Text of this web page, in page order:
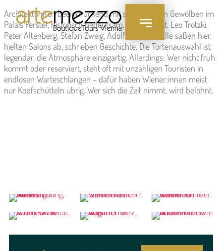
springen
Architektonisch beeindruckend mit seinen hohen Gewölben im
Palais Ferstel, historisch bedeutsam, sehr gefragt. Leo Trotzki,
Peter Altenberg, Stefan Zweig, Adolf Loos – sie alle saßen hier,
hielten Salons ab, schrieben Geschichte. Die Tortenauswahl ist
legendär, die Atmosphäre einzigartig. Allerdings: Wer nicht früh
kommt oder reserviert, steht oft mit unzähligen Touristen in
endlosen Warteschlangen – dafür haben Wiener:innen meist
nur Kopfschütteln übrig. Wer sich die Zeit nimmt, wird belohnt.